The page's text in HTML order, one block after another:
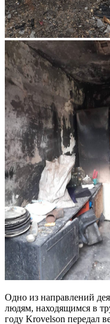
Одно из направлений
людям, находящимся в
году Krovelson передал